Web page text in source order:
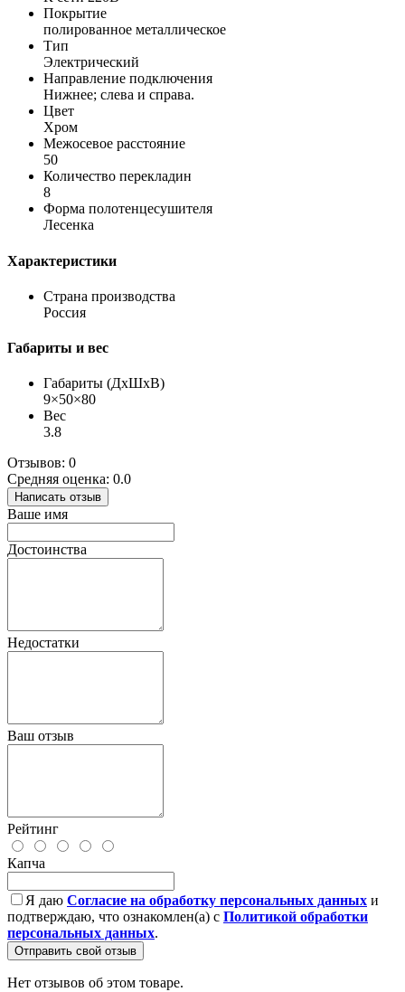
Покрытие
полированное металлическое
Тип
Электрический
Направление подключения
Нижнее; слева и справа.
Цвет
Хром
Межосевое расстояние
50
Количество перекладин
8
Форма полотенцесушителя
Лесенка
Характеристики
Страна производства
Россия
Габариты и вес
Габариты (ДхШхВ)
9×50×80
Вес
3.8
Отзывов: 0
Средняя оценка: 0.0
Написать отзыв
Ваше имя
Достоинства
Недостатки
Ваш отзыв
Рейтинг
Капча
Я даю Согласие на обработку персональных данных и
подтверждаю, что ознакомлен(а) с Политикой обработки
персональных данных.
Отправить свой отзыв
Нет отзывов об этом товаре.